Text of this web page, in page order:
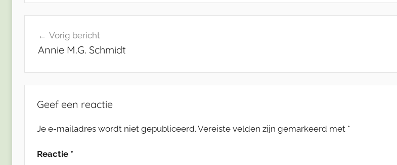
navigatie
Vorig bericht
Annie M.G. Schmidt
Geef een reactie
Je e-mailadres wordt niet gepubliceerd. Vereiste velden zijn gemarkeerd met *
Reactie *